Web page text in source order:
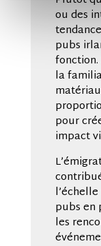
ou des
pubs
la
pour
impact
pubs en
les